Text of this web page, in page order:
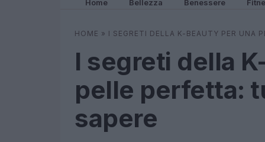
Home Bellezza Benessere
HOME » I SEGRETI DELLA K-BEAUTY PER UNA
I segreti della
pelle perfetta:
sapere